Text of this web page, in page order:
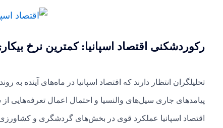
رکوردشکنی اقتصاد اسپانیا: کمترین نرخ بیکاری در 16 سال
تحلیلگران انتظار دارند که اقتصاد اسپانیا در ماه‌های آینده به
پیامدهای جاری سیل‌های والنسیا و احتمال اعمال تعرفه‌هایی